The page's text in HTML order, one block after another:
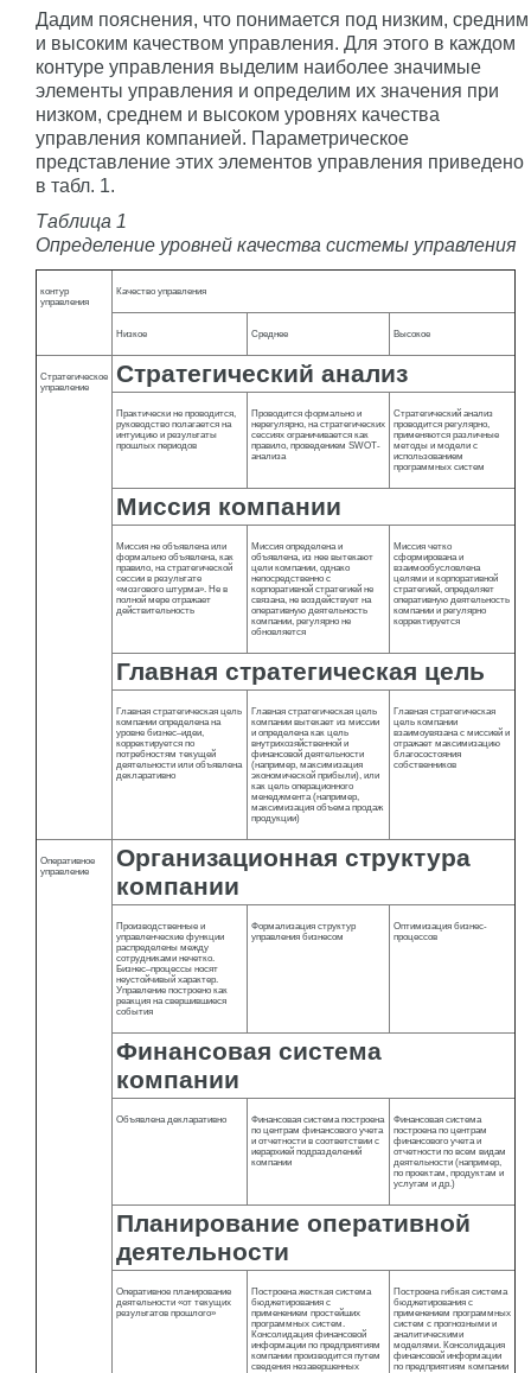
Дадим пояснения, что понимается под низким, средним
и высоким качеством управления. Для этого в каждом
контуре управления выделим наиболее значимые
элементы управления и определим их значения при
низком, среднем и высоком уровнях качества
управления компанией. Параметрическое
представление этих элементов управления приведено
в табл. 1.
Таблица 1
Определение уровней качества системы управления
контур
управления
Качество управления
Низкое Среднее Высокое
Стратегическое
управление
Стратегический анализ
Практически не проводится,
руководство полагается на
интуицию и результаты
прошлых периодов
Проводится формально и
нерегулярно, на стратегических
сессиях ограничивается как
правило, проведением SWOT-
анализа
Стратегический анализ
проводится регулярно,
применяются различные
методы и модели с
использованием
программных систем
Миссия компании
Миссия не объявлена или
формально объявлена, как
правило, на стратегической
сессии в результате
«мозгового штурма». Не в
полной мере отражает
действительность
Миссия определена и
объявлена, из нее вытекают
цели компании, однако
непосредственно с
корпоративной стратегией не
связана, не воздействует на
оперативную деятельность
компании, регулярно не
обновляется
Миссия четко
сформирована и
взаимообусловлена
целями и корпоративной
стратегией, определяет
оперативную деятельность
компании и регулярно
корректируется
Главная стратегическая цель
Главная стратегическая цель
компании определена на
уровне бизнес–идеи,
корректируется по
потребностям текущей
деятельности или объявлена
декларативно
Главная стратегическая цель
компании вытекает из миссии
и определена как цель
внутрихозяйственной и
финансовой деятельности
(например, максимизация
экономической прибыли), или
как цель операционного
менеджмента (например,
максимизация объема продаж
продукции)
Главная стратегическая
цель компании
взаимоувязана с миссией и
отражает максимизацию
благосостояния
собственников
Оперативное
управление
Организационная структура
компании
Производственные и
управленческие функции
распределены между
сотрудниками нечетко.
Бизнес–процессы носят
неустойчивый характер.
Управление построено как
реакция на свершившиеся
события
Формализация структур
управления бизнесом
Оптимизация бизнес-
процессов
Финансовая система
компании
Объявлена декларативно
Финансовая система построена
по центрам финансового учета
и отчетности в соответствии с
иерархией подразделений
компании
Финансовая система
построена по центрам
финансового учета и
отчетности по всем видам
деятельности (например,
по проектам, продуктам и
услугам и др.)
Планирование оперативной
деятельности
Оперативное планирование
деятельности «от текущих
результатов прошлого»
Построена жесткая система
бюджетирования с
применением простейших
программных систем.
Консолидация финансовой
информации по предприятиям
компании производится путем
сведения незавершенных
Построена гибкая система
бюджетирования с
применением программных
систем с прогнозными и
аналитическими
моделями. Консолидация
финансовой информации
по предприятиям компании